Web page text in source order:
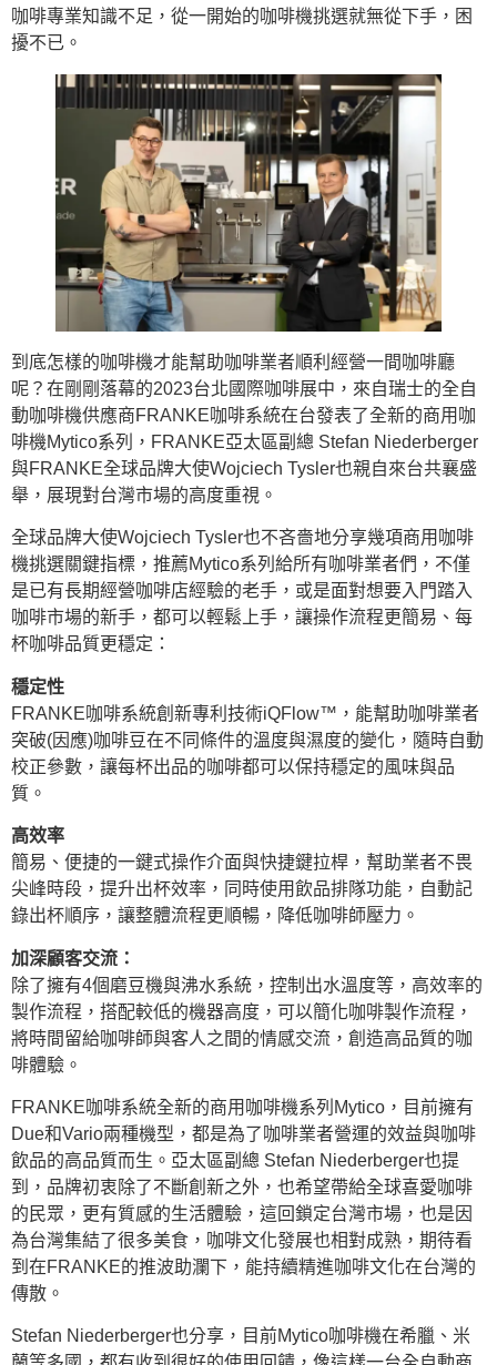
咖啡專業知識不足，從一開始的咖啡機挑選就無從下手，困
擾不已。
到底怎樣的咖啡機才能幫助咖啡業者順利經營一間咖啡廳
呢？在剛剛落幕的2023台北國際咖啡展中，來自瑞士的全自
動咖啡機供應商FRANKE咖啡系統在台發表了全新的商用咖
啡機Mytico系列，FRANKE亞太區副總 Stefan Niederberger
與FRANKE全球品牌大使Wojciech Tysler也親自來台共襄盛
舉，展現對台灣市場的高度重視。
全球品牌大使Wojciech Tysler也不吝嗇地分享幾項商用咖啡
機挑選關鍵指標，推薦Mytico系列給所有咖啡業者們，不僅
是已有長期經營咖啡店經驗的老手，或是面對想要入門踏入
咖啡市場的新手，都可以輕鬆上手，讓操作流程更簡易、每
杯咖啡品質更穩定：
穩定性
FRANKE咖啡系統創新專利技術iQFlow™，能幫助咖啡業者
突破(因應)咖啡豆在不同條件的溫度與濕度的變化，隨時自動
校正參數，讓每杯出品的咖啡都可以保持穩定的風味與品
質。
高效率
簡易、便捷的一鍵式操作介面與快捷鍵拉桿，幫助業者不畏
尖峰時段，提升出杯效率，同時使用飲品排隊功能，自動記
錄出杯順序，讓整體流程更順暢，降低咖啡師壓力。
加深顧客交流：
除了擁有4個磨豆機與沸水系統，控制出水溫度等，高效率的
製作流程，搭配較低的機器高度，可以簡化咖啡製作流程，
將時間留給咖啡師與客人之間的情感交流，創造高品質的咖
啡體驗。
FRANKE咖啡系統全新的商用咖啡機系列Mytico，目前擁有
Due和Vario兩種機型，都是為了咖啡業者營運的效益與咖啡
飲品的高品質而生。亞太區副總 Stefan Niederberger也提
到，品牌初衷除了不斷創新之外，也希望帶給全球喜愛咖啡
的民眾，更有質感的生活體驗，這回鎖定台灣市場，也是因
為台灣集結了很多美食，咖啡文化發展也相對成熟，期待看
到在FRANKE的推波助瀾下，能持續精進咖啡文化在台灣的
傳散。
Stefan Niederberger也分享，目前Mytico咖啡機在希臘、米